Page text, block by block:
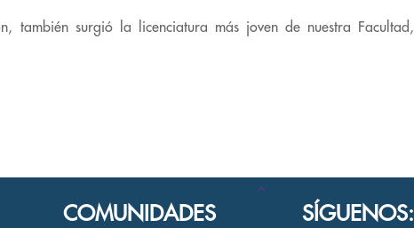
también surgió la licenciatura más joven de nuestra Facultad,
COMUNIDADES SÍGUENOS: